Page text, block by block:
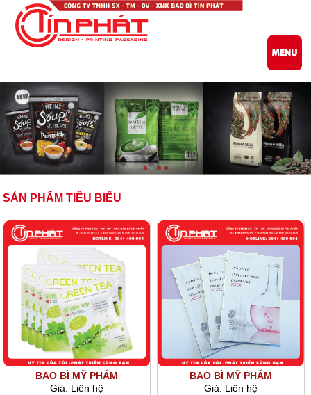
0941 499 994
SẢN PHẨM TIÊU BIỂU
BAO BÌ MỸ PHẨM
Giá: Liên hệ
BAO BÌ MỸ PHẨM
Giá: Liên hệ